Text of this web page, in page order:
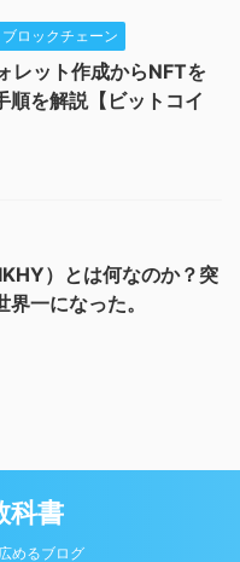
ロックチェーン
レット作成からNFTを
順を解説【ビットコイ
）とは何なのか？突
一になった。
科書
めるブログ